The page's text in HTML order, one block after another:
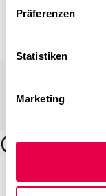
Präferenzen
Statistiken
Marketing